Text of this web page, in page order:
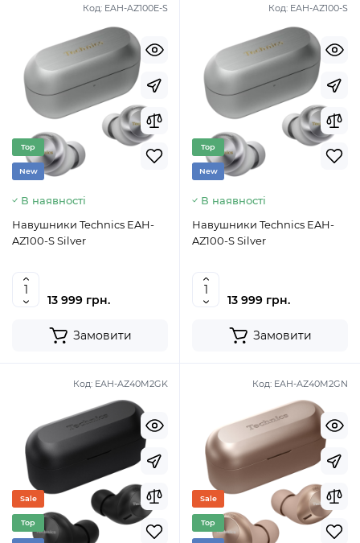
Код: EAH-AZ100E-S
Top
New
В наявності
Навушники Technics EAH-
AZ100-S Silver
13 999 грн.
Замовити
Код: EAH-AZ100-S
Top
New
В наявності
Навушники Technics EAH-
AZ100-S Silver
13 999 грн.
Замовити
Код: EAH-AZ40M2GK
Sale
Top
Код: EAH-AZ40M2GN
Sale
Top